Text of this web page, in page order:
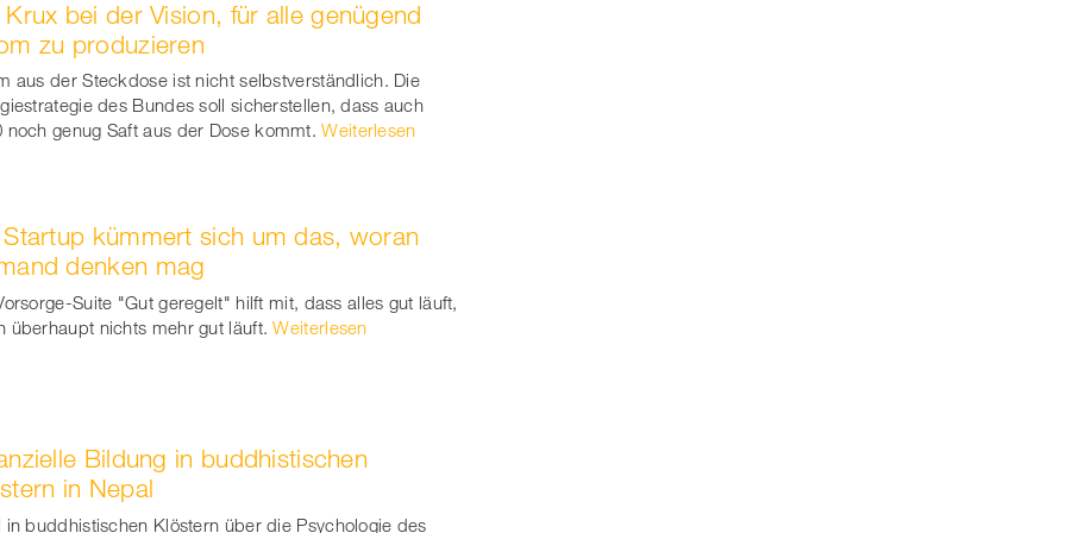
on
er
linkedinXing
Krux bei der Vision, für alle genügend
zu produzieren
aus der Steckdose ist nicht selbstverständlich. Die
des Bundes soll sicherstellen, dass auch
noch genug Saft aus der Dose kommt. Weiterlesen
Startup kümmert sich um das, woran
denken mag
Suite "Gut geregelt" hilft mit, dass alles gut läuft,
überhaupt nichts mehr gut läuft. Weiterlesen
Bildung in buddhistischen
in Nepal
in buddhistischen Klöstern über die Psychologie des